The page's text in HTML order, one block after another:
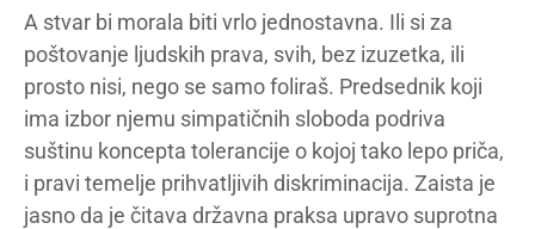
A stvar bi morala biti vrlo jednostavna. Ili si za
poštovanje ljudskih prava, svih, bez izuzetka, ili
prosto nisi, nego se samo foliraš. Predsednik koji
ima izbor njemu simpatičnih sloboda podriva
suštinu koncepta tolerancije o kojoj tako lepo priča,
i pravi temelje prihvatljivih diskriminacija. Zaista je
jasno da je čitava državna praksa upravo suprotna